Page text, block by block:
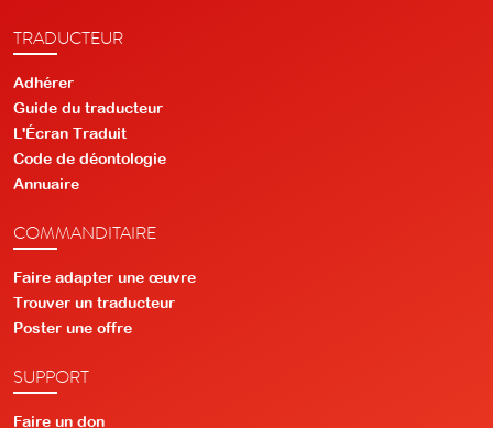
TRADUCTEUR
Adhérer
Guide du traducteur
L'Écran Traduit
Code de déontologie
Annuaire
COMMANDITAIRE
Faire adapter une œuvre
Trouver un traducteur
Poster une offre
SUPPORT
Faire un don